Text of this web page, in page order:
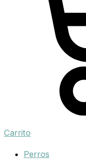
Carrito
Perros